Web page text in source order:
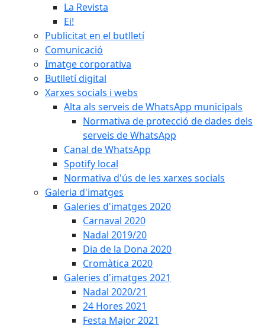
La Revista
Ei!
Publicitat en el butlletí
Comunicació
Imatge corporativa
Butlletí digital
Xarxes socials i webs
Alta als serveis de WhatsApp municipals
Normativa de protecció de dades dels
serveis de WhatsApp
Canal de WhatsApp
Spotify local
Normativa d'ús de les xarxes socials
Galeria d'imatges
Galeries d'imatges 2020
Carnaval 2020
Nadal 2019/20
Dia de la Dona 2020
Cromàtica 2020
Galeries d'imatges 2021
Nadal 2020/21
24 Hores 2021
Festa Major 2021